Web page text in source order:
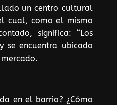
un centro cultural
cual, como el mismo
significa: “Los
se encuentra ubicado
en el barrio? ¿Cómo